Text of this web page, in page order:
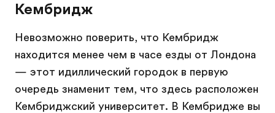
Кембридж
Невозможно поверить, что Кембридж
находится менее чем в часе езды от Лондона
— этот идиллический городок в первую
очередь знаменит тем, что здесь расположен
Кембриджский университет. В Кембридже вы